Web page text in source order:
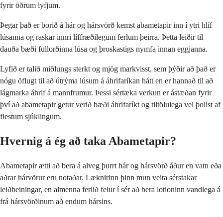
fyrir öðrum lyfjum.
Þegar það er borið á hár og hársvörð kemst abametapir inn í ytri hlíf
lúsanna og raskar innri líffræðilegum ferlum þeirra. Þetta leiðir til
dauða bæði fullorðinna lúsa og þroskastigs nymfa innan eggjanna.
Lyfið er talið miðlungs sterkt og mjög markvisst, sem þýðir að það er
nógu öflugt til að útrýma lúsum á áhrifaríkan hátt en er hannað til að
lágmarka áhrif á mannfrumur. Þessi sértæka verkun er ástæðan fyrir
því að abametapir getur verið bæði áhrifaríkt og tiltölulega vel þolist af
flestum sjúklingum.
Hvernig á ég að taka Abametapir?
Abametapir ætti að bera á alveg þurrt hár og hársvörð áður en vatn eða
aðrar hárvörur eru notaðar. Læknirinn þinn mun veita sérstakar
leiðbeiningar, en almenna ferlið felur í sér að bera lotioninn vandlega á
frá hársvörðinum að endum hársins.